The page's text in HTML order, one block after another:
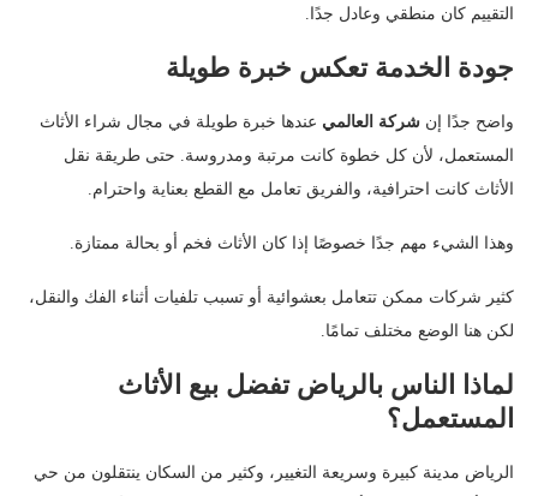
التقييم كان منطقي وعادل جدًا.
جودة الخدمة تعكس خبرة طويلة
واضح جدًا إن شركة العالمي عندها خبرة طويلة في مجال شراء الأثاث
المستعمل، لأن كل خطوة كانت مرتبة ومدروسة. حتى طريقة نقل
الأثاث كانت احترافية، والفريق تعامل مع القطع بعناية واحترام.
وهذا الشيء مهم جدًا خصوصًا إذا كان الأثاث فخم أو بحالة ممتازة.
كثير شركات ممكن تتعامل بعشوائية أو تسبب تلفيات أثناء الفك والنقل،
لكن هنا الوضع مختلف تمامًا.
لماذا الناس بالرياض تفضل بيع الأثاث
المستعمل؟
الرياض مدينة كبيرة وسريعة التغيير، وكثير من السكان ينتقلون من حي